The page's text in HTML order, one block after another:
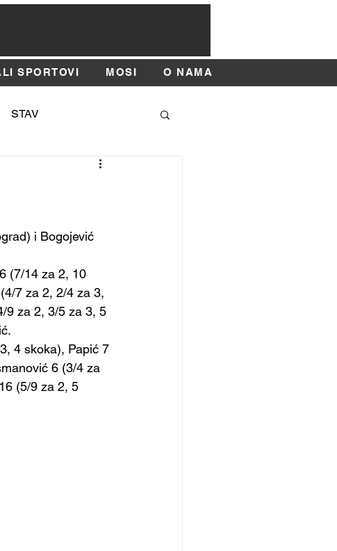
SPORTOVI MOSI O NAMA
STAV
SAJAM SPORTA
i Bogojević
(7/14 za 2, 10
7 za 2, 2/4 za 3,
9 za 2, 3/5 za 3, 5
4 skoka), Papić 7
6 (3/4 za
(5/9 za 2, 5